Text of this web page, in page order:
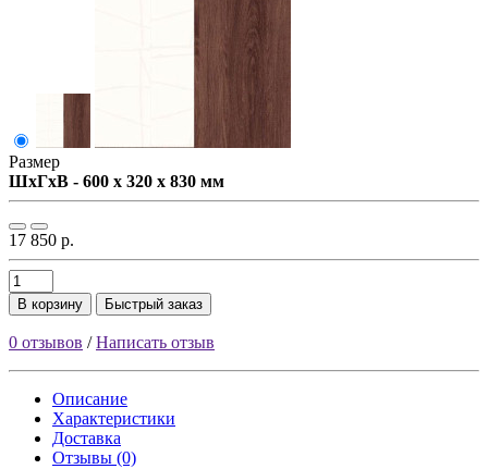
Размер
ШxГxВ - 600 x 320 x 830 мм
17 850 р.
В корзину Быстрый заказ
0 отзывов /Написать отзыв
Описание
Характеристики
Доставка
Отзывы (0)